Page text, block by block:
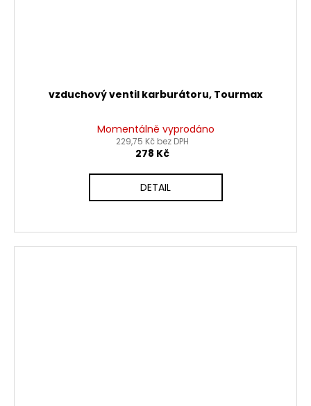
vzduchový ventil karburátoru, Tourmax
Momentálně vyprodáno
229,75 Kč bez DPH
278 Kč
DETAIL